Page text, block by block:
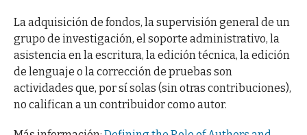
La adquisición de fondos, la supervisión general de un
grupo de investigación, el soporte administrativo, la
asistencia en la escritura, la edición técnica, la edición
de lenguaje o la corrección de pruebas son
actividades que, por sí solas (sin otras contribuciones),
no califican a un contribuidor como autor.